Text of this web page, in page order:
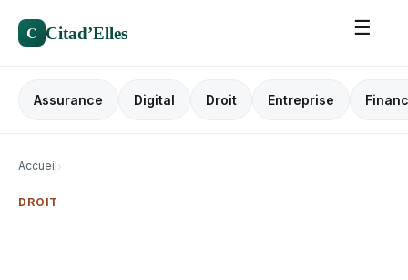
C Citad’Elles ☰
Assurance Digital Droit Entreprise
Accueil›
DROIT